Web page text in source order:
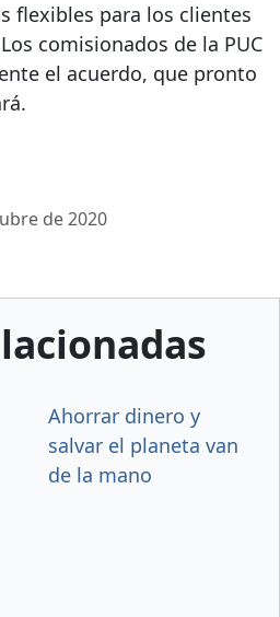
flexibles para los clientes
comisionados de la PUC
el acuerdo, que pronto
de 2020
Ahorrar dinero y
salvar el planeta van
de la mano